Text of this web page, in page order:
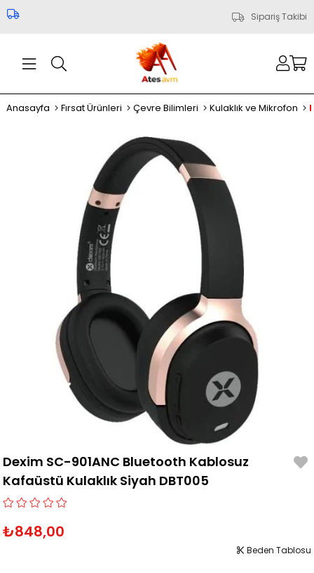
Sipariş Takibi
Anasayfa Fırsat Ürünleri Çevre Bilimleri Kulaklık ve Mikrofon
Dexim SC-901ANC Bluetooth Kablosuz
Kafaüstü Kulaklık Siyah DBT005
₺848,00
Beden Tablosu